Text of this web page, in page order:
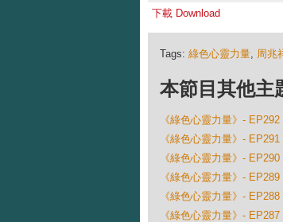
下載 Download
Tags: 綠色心靈力量, 周兆
本節目其他
《綠色心靈力量》-
《綠色心靈力量》-
《綠色心靈力量》-
《綠色心靈力量》-
《綠色心靈力量》-
《綠色心靈力量》-